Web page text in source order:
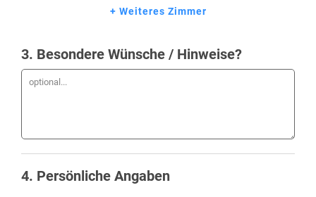
+ Weiteres Zimmer
3. Besondere Wünsche / Hinweise?
4. Persönliche Angaben